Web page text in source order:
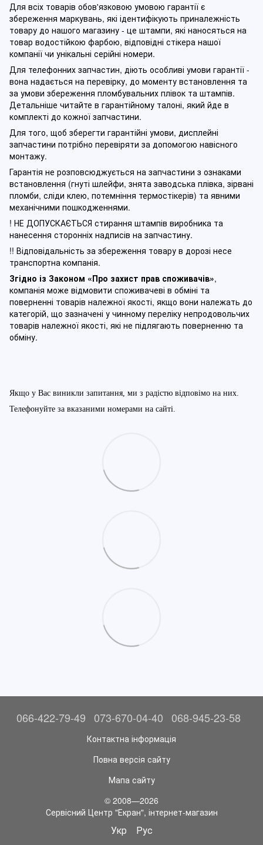
Для всіх товарів обов'язковою умовою гарантії є
збереження маркувань, які ідентифікують приналежність
товару до нашого магазину - це штампи, які наносяться на
товар водостійкою фарбою, відповідні стікера нашої
компанії чи унікальні серійні номери.
Для телефонних запчастин, діють особливі умови гарантії -
вона надається на перевірку, до моменту встановлення та
за умови збереження пломбувальних плівок та штампів.
Детальніше читайте в гарантійному талоні, який йде в
комплекті до кожної запчастини.
Для того, щоб зберегти гарантійні умови, дисплейні
запчастини потрібно перевіряти за допомогою навісного
монтажу.
Гарантія не розповсюджується на запчастини з ознаками
встановлення (гнуті шлейфи, знята заводська плівка, зірвані
пломби, сліди клею, потемніння термостікерів) та явними
механічними пошкодженнями.
! НЕ ДОПУСКАЄТЬСЯ стирання штампів виробника та
нанесення сторонніх надписів на запчастину.
!! Відповідальність за збереження товару в дорозі несе
транспортна компанія.
Згідно із Законом «Про захист прав споживачів»,
компанія може відмовити споживачеві в обміні та
поверненні товарів належної якості, якщо вони належать до
категорій, що зазначені у чинному переліку непродовольчих
товарів належної якості, які не підлягають поверненню та
обміну.
Якщо у Вас виникли запитання, ми з радістю відповімо на них.
Телефонуйте за вказаними номерами на сайті.
066-422-79-49 073-670-04-40 068-945-23-58
Контактна інформація
Повна версія сайту
Мапа сайту
© 2008—2026
Сервісний Центр "Екран", інтернет-магазин
Укр Рус